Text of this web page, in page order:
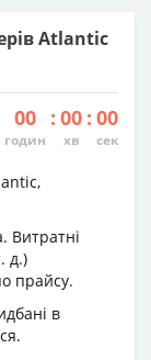
Atlantic
00
годин
: 00
хв
: 00
сек
Витратні
д.)
прайсу.
в